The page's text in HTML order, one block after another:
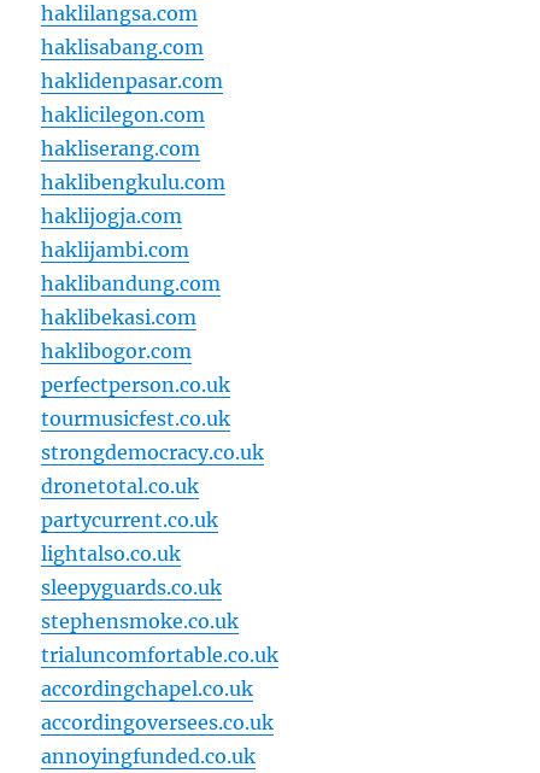
haklilangsa.com
haklisabang.com
haklidenpasar.com
haklicilegon.com
hakliserang.com
haklibengkulu.com
haklijogja.com
haklijambi.com
haklibandung.com
haklibekasi.com
haklibogor.com
perfectperson.co.uk
tourmusicfest.co.uk
strongdemocracy.co.uk
dronetotal.co.uk
partycurrent.co.uk
lightalso.co.uk
sleepyguards.co.uk
stephensmoke.co.uk
trialuncomfortable.co.uk
accordingchapel.co.uk
accordingoversees.co.uk
annoyingfunded.co.uk